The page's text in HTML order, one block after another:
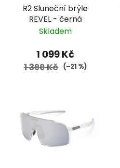
R2 Sluneční brýle
REVEL - černá
Skladem
1 099 Kč
1 399 Kč (–21 %)